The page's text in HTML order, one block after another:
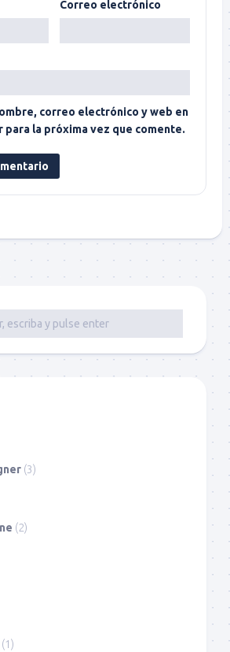
Correo electrónico
correo electrónico y web en
para la próxima vez que comente.
(3)
(2)
(1)